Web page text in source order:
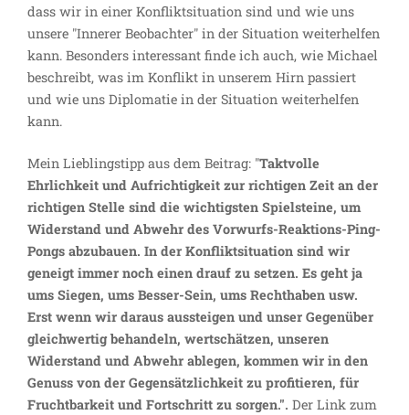
dass wir in einer Konfliktsituation sind und wie uns
unsere "Innerer Beobachter" in der Situation weiterhelfen
kann. Besonders interessant finde ich auch, wie Michael
beschreibt, was im Konflikt in unserem Hirn passiert
und wie uns Diplomatie in der Situation weiterhelfen
kann.
Mein Lieblingstipp aus dem Beitrag: "Taktvolle
Ehrlichkeit und Aufrichtigkeit zur richtigen Zeit an der
richtigen Stelle sind die wichtigsten Spielsteine, um
Widerstand und Abwehr des Vorwurfs-Reaktions-Ping-
Pongs abzubauen. In der Konfliktsituation sind wir
geneigt immer noch einen drauf zu setzen. Es geht ja
ums Siegen, ums Besser-Sein, ums Rechthaben usw.
Erst wenn wir daraus aussteigen und unser Gegenüber
gleichwertig behandeln, wertschätzen, unseren
Widerstand und Abwehr ablegen, kommen wir in den
Genuss von der Gegensätzlichkeit zu profitieren, für
Fruchtbarkeit und Fortschritt zu sorgen.". Der Link zum